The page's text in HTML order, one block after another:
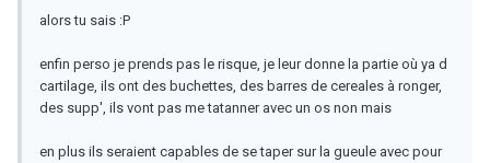
alors tu sais :P
enfin perso je prends pas le risque, je leur donne la partie où ya d
cartilage, ils ont des buchettes, des barres de cereales à ronger,
des supp', ils vont pas me tatanner avec un os non mais
en plus ils seraient capables de se taper sur la gueule avec pour